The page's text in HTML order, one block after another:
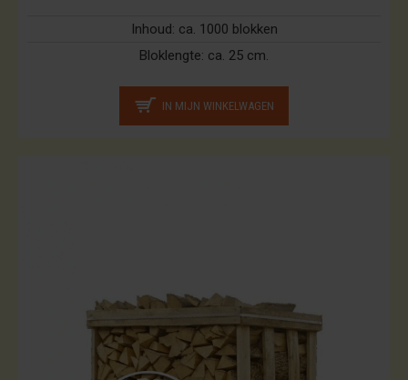
Inhoud: ca. 1000 blokken
Bloklengte: ca. 25 cm.
IN MIJN WINKELWAGEN